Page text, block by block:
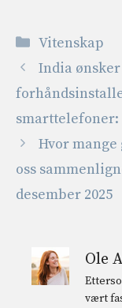
Kategorier
Vitenskap
India
Hvor mange
oss
desember 2025
Ole
vært